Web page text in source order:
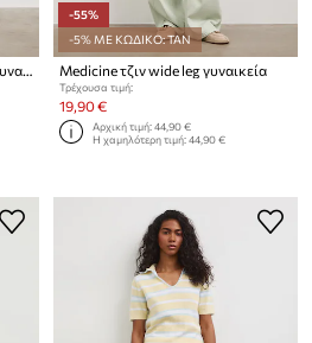
-55%
-5% ΜΕ ΚΩΔΙΚΟ: TAN
Medicine τζιν wide leg γυναικεία
Τρέχουσα τιμή:
19,90 €
Αρχική τιμή:44,90 €
Η χαμηλότερη τιμή:44,90 €